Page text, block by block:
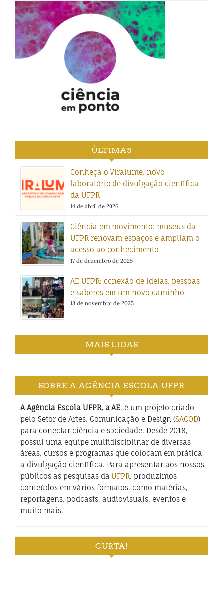
ÚLTIMAS
Conheça o Viralume, novo
laboratório de divulgação científica
da UFPR
14 de abril de 2026
Ciência em movimento: museus da
UFPR renovam espaços e ampliam o
acesso ao conhecimento
17 de dezembro de 2025
AE UFPR: conexão de ideias, pessoas
e saberes em um novo caminho
13 de novembro de 2025
MAIS LIDAS
SOBRE A AGÊNCIA ESCOLA UFPR
A Agência Escola UFPR, a AE, é um projeto criado
pelo Setor de Artes, Comunicação e Design (SACOD)
para conectar ciência e sociedade. Desde 2018,
possui uma equipe multidisciplinar de diversas
áreas, cursos e programas que colocam em prática
a divulgação científica. Para apresentar aos nossos
públicos as pesquisas da UFPR, produzimos
conteúdos em vários formatos, como matérias,
reportagens, podcasts, audiovisuais, eventos e
muito mais.
CURTA!